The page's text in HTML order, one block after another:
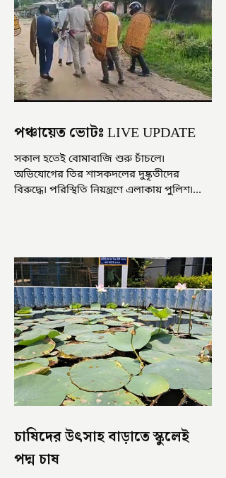
পঞ্চায়েত ভোটঃ LIVE UPDATE
সকাল হতেই বোমাবাজি শুরু চাঁচলে৷
অভিযোগের তির শাসকদলের দুষ্কৃতীদের
বিরুদ্ধে৷ পরিস্থিতি নিয়ন্ত্রণে এলাকায় পুলিশ৷
চাষিদের উৎসাহ বাড়াতে স্কুলেই
পদ্ম চাষ